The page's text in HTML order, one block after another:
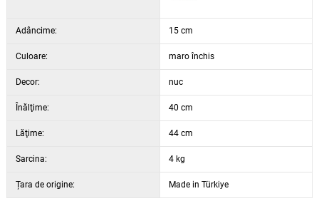
Adâncime: 15 cm
Culoare: maro închis
Decor: nuc
Înălţime: 40 cm
Lăţime: 44 cm
Sarcina: 4 kg
Țara de origine: Made in Türkiye